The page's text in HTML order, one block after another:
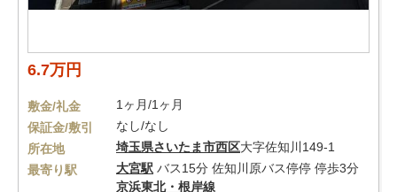
6.7万円
敷金/礼金
1ヶ月/1ヶ月
保証金/敷引
なし/なし
所在地
埼玉県さいたま市西区大字佐知川149-1
最寄り駅
大宮駅 バス15分 佐知川原バス停停 停歩3分
京浜東北・根岸線